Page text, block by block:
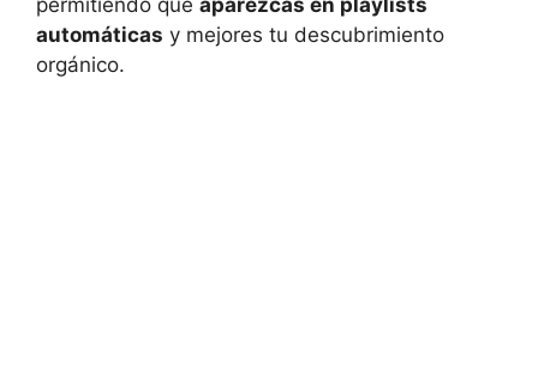
automáticas y mejores tu descubrimiento
orgánico.